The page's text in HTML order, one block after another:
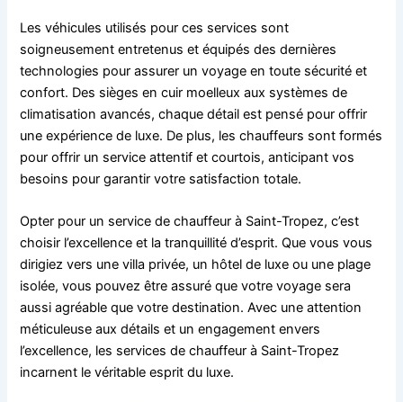
Les véhicules utilisés pour ces services sont
soigneusement entretenus et équipés des dernières
technologies pour assurer un voyage en toute sécurité et
confort. Des sièges en cuir moelleux aux systèmes de
climatisation avancés, chaque détail est pensé pour offrir
une expérience de luxe. De plus, les chauffeurs sont formés
pour offrir un service attentif et courtois, anticipant vos
besoins pour garantir votre satisfaction totale.
Opter pour un service de chauffeur à Saint-Tropez, c’est
choisir l’excellence et la tranquillité d’esprit. Que vous vous
dirigiez vers une villa privée, un hôtel de luxe ou une plage
isolée, vous pouvez être assuré que votre voyage sera
aussi agréable que votre destination. Avec une attention
méticuleuse aux détails et un engagement envers
l’excellence, les services de chauffeur à Saint-Tropez
incarnent le véritable esprit du luxe.